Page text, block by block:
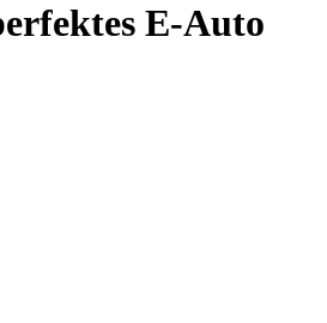
E-Auto